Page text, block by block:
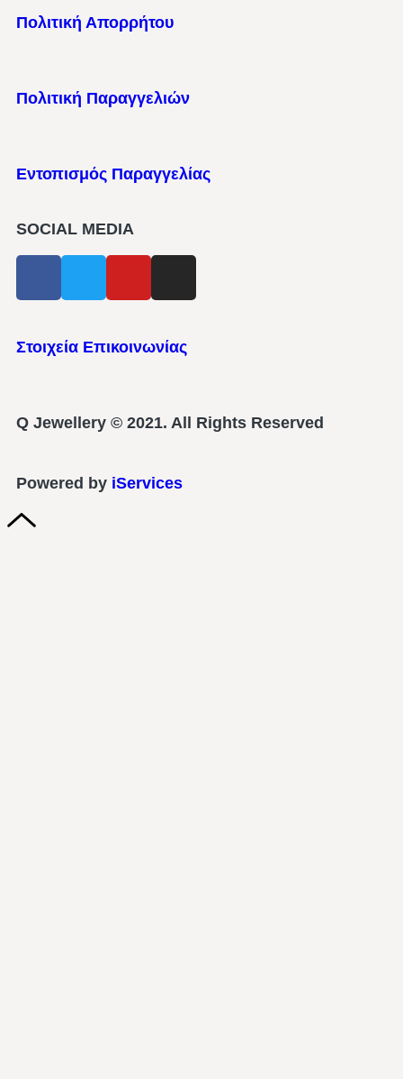
Πολιτική Απορρήτου
Πολιτική Παραγγελιών
Εντοπισμός Παραγγελίας
SOCIAL MEDIA
Στοιχεία Επικοινωνίας
Q Jewellery © 2021. All Rights Reserved
Powered by iServices